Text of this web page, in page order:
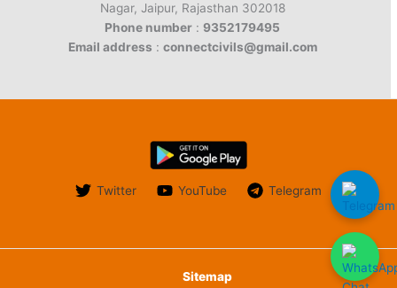
Nagar, Jaipur, Rajasthan 302018
Phone number : 9352179495
Email address : connectcivils@gmail.com
Twitter YouTube Telegram
Sitemap